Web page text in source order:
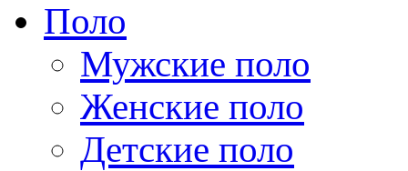
Поло
Мужские поло
Женские поло
Детские поло